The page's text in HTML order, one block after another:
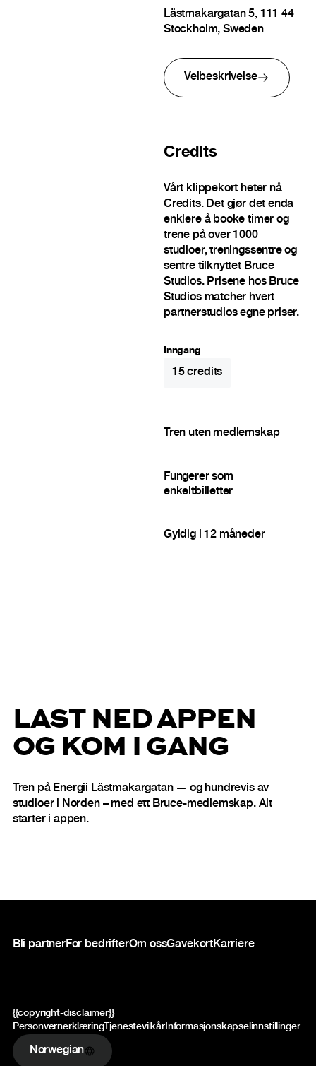
Lästmakargatan 5, 111 44
Stockholm, Sweden
Veibeskrivelse
Credits
Vårt klippekort heter nå
Credits. Det gjør det enda
enklere å booke timer og
trene på over 1000
studioer, treningssentre og
sentre tilknyttet Bruce
Studios. Prisene hos Bruce
Studios matcher hvert
partnerstudios egne priser.
Inngang
15credits
Tren uten medlemskap
Fungerer som
enkeltbilletter
Gyldig i 12 måneder
LAST NED APPEN
OG KOM I GANG
Tren på Energii Lästmakargatan — og hundrevis av
studioer i Norden – med ett Bruce-medlemskap. Alt
starter i appen.
Bli partnerFor bedrifterOm ossGavekortKarriere
{{copyright-disclaimer}}
PersonvernerklæringTjenestevilkårInformasjonskapselinnstillinger
Norwegian